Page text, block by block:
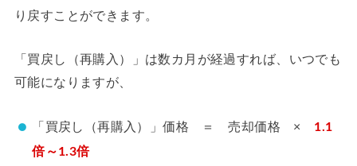
り戻すことができます。
「買戻し（再購入）」は数カ月が経過すれば、いつでも
可能になりますが、
「買戻し（再購入）」価格 ＝ 売却価格 × 1.1
倍～1.3倍